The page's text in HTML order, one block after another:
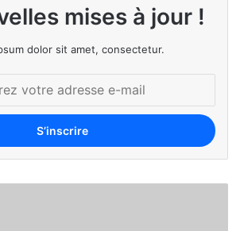
mises à jour !
dolor sit amet, consectetur.